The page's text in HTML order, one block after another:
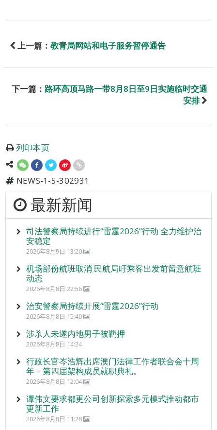
上一篇： 教青局网站和电子服务暂停通告
下一篇： 路环高顶马路一带8月8日至9日实施临时交通
安排
列印本页
NEWS-1-5-302931
最新新闻
司法警察局持续进行“雷霆2026”行动 全力维护治
安稳定
2026年8月9日 13:20
机场部份航班取消 民航局吁乘客出发前留意航班
动态
2026年8月8日 22:56
治安警察局持续开展“雷霆2026”行动
2026年8月8日 15:40
涉杀人未遂内地男子被羁押
2026年8月8日 14:24
行政长官岑浩辉出席澳门法律工作者联合会十周
年 – 第四届架构成员就职典礼。
2026年8月8日 12:04
谭伟文要求都更公司创新探索多元模式推动都市
更新工作
2026年8月8日 11:28